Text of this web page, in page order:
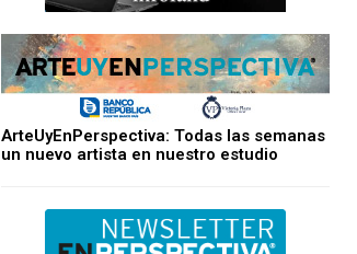
ArteUyEnPerspectiva: Todas las semanas
un nuevo artista en nuestro estudio